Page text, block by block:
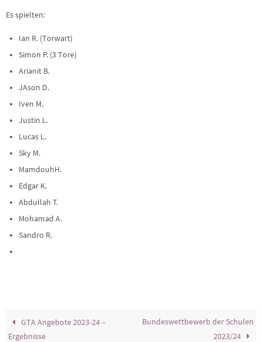
Es spielten:
Ian R. (Torwart)
Simon P. (3 Tore)
Arianit B.
JAson D.
Iven M.
Justin L.
Lucas L.
Sky M.
MamdouhH.
Edgar K.
Abdullah T.
Mohamad A.
Sandro R.
GTA Angebote 2023-24 –
Ergebnisse
Bundeswettbewerb der Schulen
2023/24